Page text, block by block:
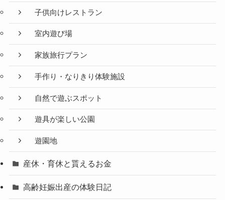
子供向けレストラン
室内遊び場
家族旅行プラン
手作り・なりきり体験施設
自然で遊ぶスポット
遊具が楽しい公園
遊園地
産休・育休と貰えるお金
高齢妊娠出産の体験日記